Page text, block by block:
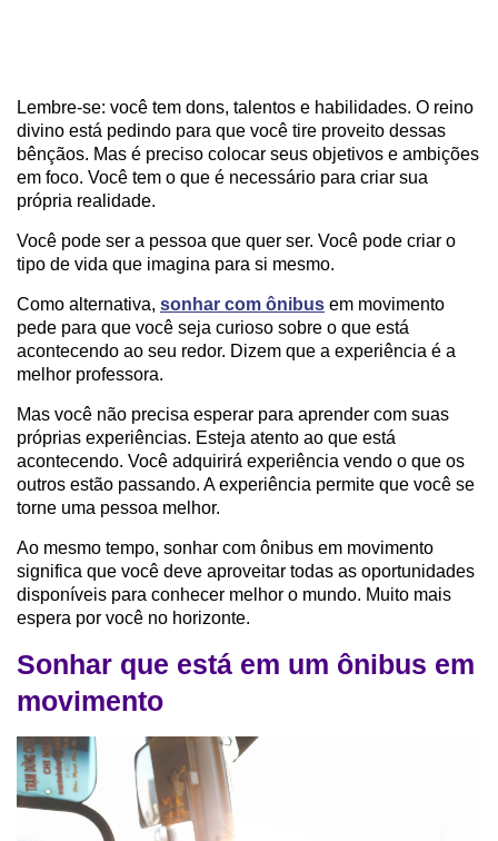
Lembre-se: você tem dons, talentos e habilidades. O reino
divino está pedindo para que você tire proveito dessas
bênçãos. Mas é preciso colocar seus objetivos e ambições
em foco. Você tem o que é necessário para criar sua
própria realidade.
Você pode ser a pessoa que quer ser. Você pode criar o
tipo de vida que imagina para si mesmo.
Como alternativa, sonhar com ônibus em movimento
pede para que você seja curioso sobre o que está
acontecendo ao seu redor. Dizem que a experiência é a
melhor professora.
Mas você não precisa esperar para aprender com suas
próprias experiências. Esteja atento ao que está
acontecendo. Você adquirirá experiência vendo o que os
outros estão passando. A experiência permite que você se
torne uma pessoa melhor.
Ao mesmo tempo, sonhar com ônibus em movimento
significa que você deve aproveitar todas as oportunidades
disponíveis para conhecer melhor o mundo. Muito mais
espera por você no horizonte.
Sonhar que está em um ônibus em
movimento